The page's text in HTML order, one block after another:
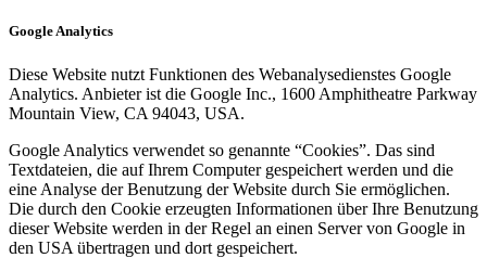
Google Analytics
Diese Website nutzt Funktionen des Webanalysedienstes Google
Analytics. Anbieter ist die Google Inc., 1600 Amphitheatre Parkway
Mountain View, CA 94043, USA.
Google Analytics verwendet so genannte “Cookies”. Das sind
Textdateien, die auf Ihrem Computer gespeichert werden und die
eine Analyse der Benutzung der Website durch Sie ermöglichen.
Die durch den Cookie erzeugten Informationen über Ihre Benutzung
dieser Website werden in der Regel an einen Server von Google in
den USA übertragen und dort gespeichert.